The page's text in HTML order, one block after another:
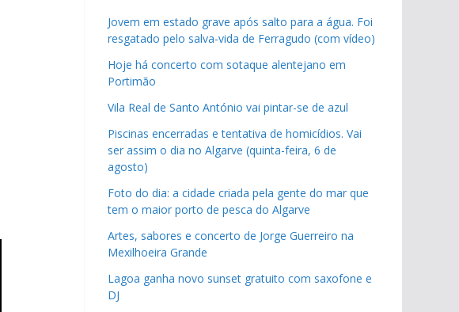
Jovem em estado grave após salto para a água. Foi
resgatado pelo salva-vida de Ferragudo (com vídeo)
Hoje há concerto com sotaque alentejano em
Portimão
Vila Real de Santo António vai pintar-se de azul
Piscinas encerradas e tentativa de homicídios. Vai
ser assim o dia no Algarve (quinta-feira, 6 de
agosto)
Foto do dia: a cidade criada pela gente do mar que
tem o maior porto de pesca do Algarve
Artes, sabores e concerto de Jorge Guerreiro na
Mexilhoeira Grande
Lagoa ganha novo sunset gratuito com saxofone e
DJ